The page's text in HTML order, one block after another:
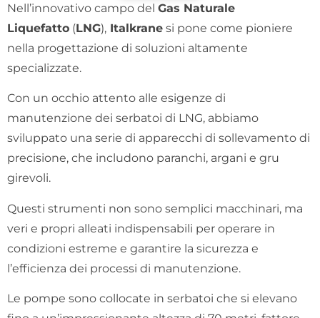
Nell’innovativo campo del Gas Naturale
Liquefatto (LNG), Italkrane si pone come pioniere
nella progettazione di soluzioni altamente
specializzate.
Con un occhio attento alle esigenze di
manutenzione dei serbatoi di LNG, abbiamo
sviluppato una serie di apparecchi di sollevamento di
precisione, che includono paranchi, argani e gru
girevoli.
Questi strumenti non sono semplici macchinari, ma
veri e propri alleati indispensabili per operare in
condizioni estreme e garantire la sicurezza e
l’efficienza dei processi di manutenzione.
Le pompe sono collocate in serbatoi che si elevano